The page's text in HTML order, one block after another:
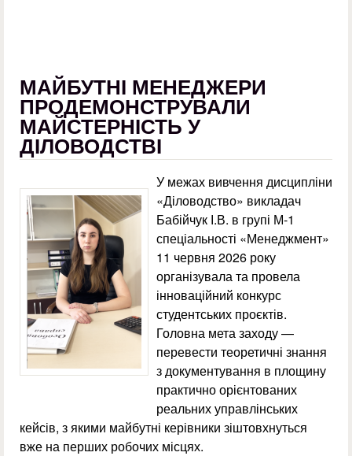
МАЙБУТНІ МЕНЕДЖЕРИ
ПРОДЕМОНСТРУВАЛИ
МАЙСТЕРНІСТЬ У
ДІЛОВОДСТВІ
У межах вивчення дисципліни
«Діловодство» викладач
Бабійчук І.В. в групі М-1
спеціальності «Менеджмент»
11 червня 2026 року
організувала та провела
інноваційний конкурс
студентських проєктів.
Головна мета заходу —
перевести теоретичні знання
з документування в площину
практично орієнтованих
реальних управлінських
кейсів, з якими майбутні керівники зіштовхнуться
вже на перших робочих місцях.